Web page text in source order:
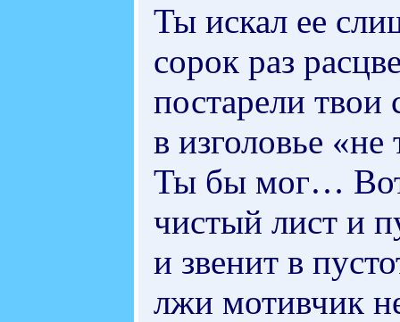
Ты искал ее
сорок раз
постарели твои
в изголовье
Ты бы мог… Вот
чистый лист и
и звенит в
лжи мотивчик